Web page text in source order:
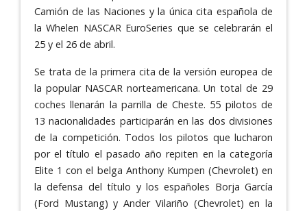
Camión de las Naciones y la única cita española de
la Whelen NASCAR EuroSeries que se celebrarán el
25 y el 26 de abril.
Se trata de la primera cita de la versión europea de
la popular NASCAR norteamericana. Un total de 29
coches llenarán la parrilla de Cheste. 55 pilotos de
13 nacionalidades participarán en las dos divisiones
de la competición. Todos los pilotos que lucharon
por el título el pasado año repiten en la categoría
Elite 1 con el belga Anthony Kumpen (Chevrolet) en
la defensa del título y los españoles Borja García
(Ford Mustang) y Ander Vilariño (Chevrolet) en la